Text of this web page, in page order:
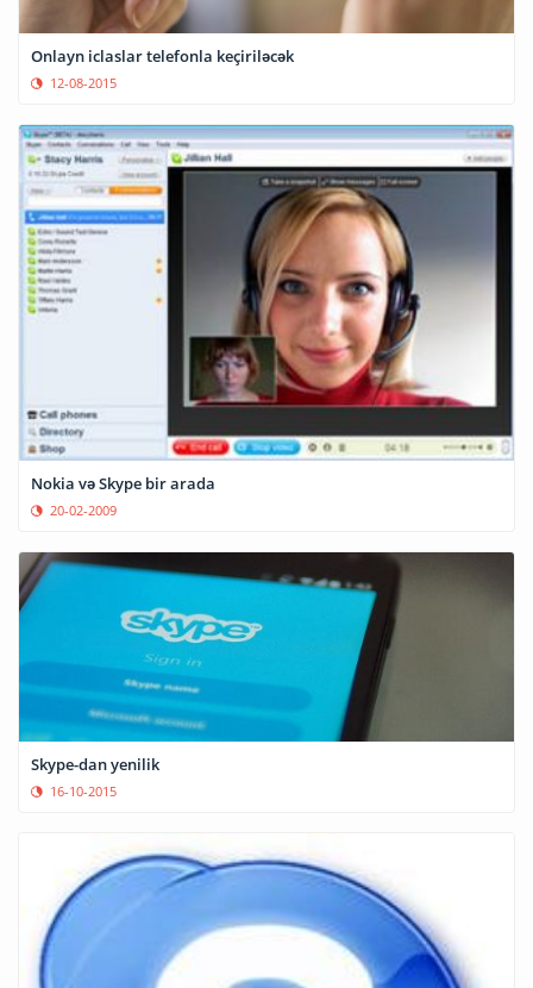
Onlayn iclaslar telefonla keçiriləcək
12-08-2015
Nokia və Skype bir arada
20-02-2009
Skype-dan yenilik
16-10-2015